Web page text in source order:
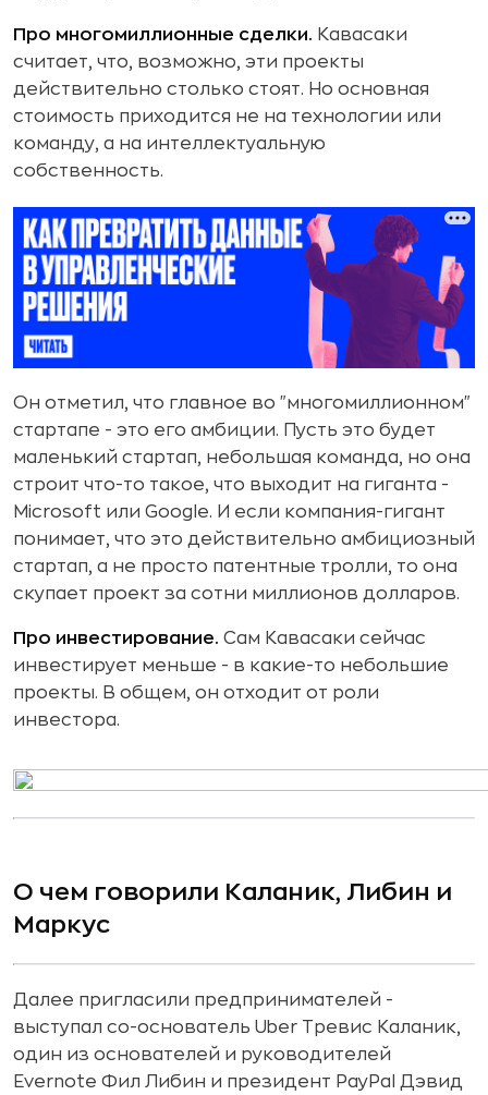
Про многомиллионные сделки. Кавасаки
считает, что, возможно, эти проекты
действительно столько стоят. Но основная
стоимость приходится не на технологии или
команду, а на интеллектуальную
собственность.
Он отметил, что главное во "многомиллионном"
стартапе - это его амбиции. Пусть это будет
маленький стартап, небольшая команда, но она
строит что-то такое, что выходит на гиганта -
Microsoft или Google. И если компания-гигант
понимает, что это действительно амбициозный
стартап, а не просто патентные тролли, то она
скупает проект за сотни миллионов долларов.
Про инвестирование. Сам Кавасаки сейчас
инвестирует меньше - в какие-то небольшие
проекты. В общем, он отходит от роли
инвестора.
О чем говорили Каланик, Либин и
Маркус
Далее пригласили предпринимателей -
выступал со-основатель Uber Тревис Каланик,
один из основателей и руководителей
Evernote Фил Либин и президент PayPal Дэвид